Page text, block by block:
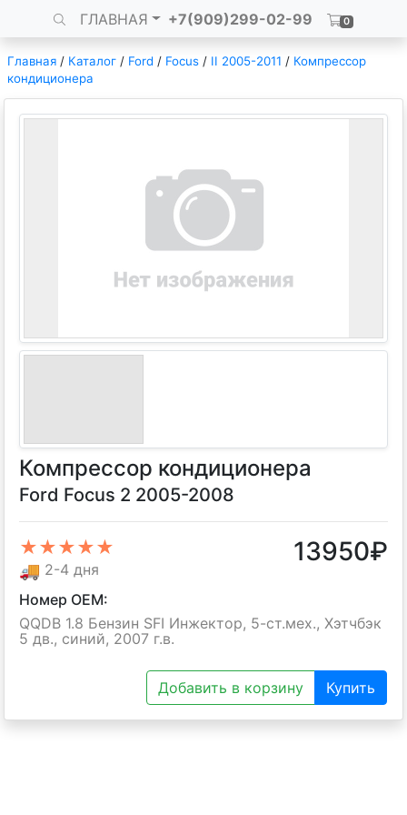
ГЛАВНАЯ +7(909)299-02-99 0
Главная / Каталог / Ford / Focus / II 2005-2011 / Компрессор
кондиционера
Компрессор кондиционера
Ford Focus 2 2005-2008
★★★★★
🚚 2-4 дня
13950₽
Номер OEM:
QQDB 1.8 Бензин SFI Инжектор, 5-ст.мех., Хэтчбэк
5 дв., синий, 2007 г.в.
Добавить в корзину Купить